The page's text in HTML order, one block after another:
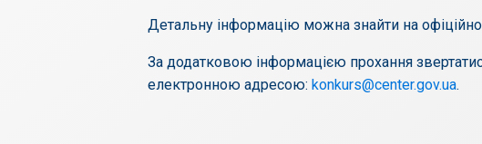
Детальну інформацію можна знайти на
За додатковою інформацією прохання
електронною адресою: konkurs@center.gov.ua.